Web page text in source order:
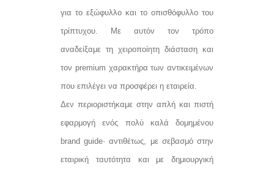
για το εξώφυλλο και το οπισθόφυλλο του
τρίπτυχου. Με αυτόν τον τρόπο
αναδείξαμε τη χειροποίητη διάσταση και
τον premium χαρακτήρα των αντικειμένων
που επιλέγει να προσφέρει η εταιρεία.
Δεν περιοριστήκαμε στην απλή και πιστή
εφαρμογή ενός πολύ καλά δομημένου
brand guide· αντιθέτως, με σεβασμό στην
εταιρική ταυτότητα και με δημιουργική